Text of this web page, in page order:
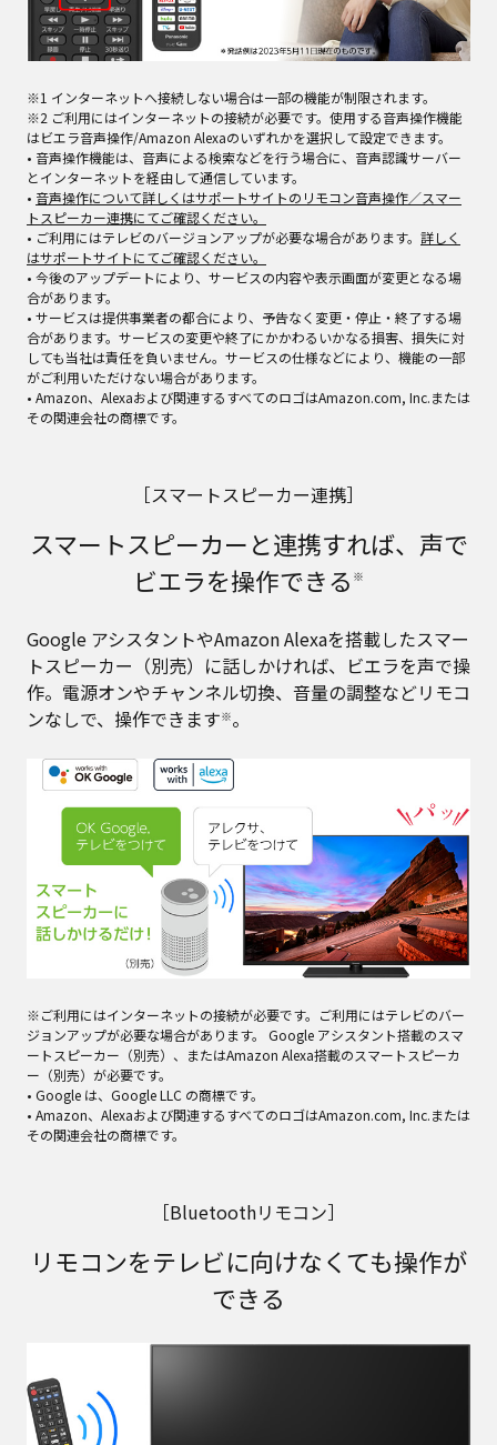
※1 インターネットへ接続しない場合は一部の機能が制限されます。
※2 ご利用にはインターネットの接続が必要です。使用する音声操作機能
はビエラ音声操作/Amazon Alexaのいずれかを選択して設定できます。
• 音声操作機能は、音声による検索などを行う場合に、音声認識サーバー
とインターネットを経由して通信しています。
• 音声操作について詳しくはサポートサイトのリモコン音声操作／スマー
トスピーカー連携にてご確認ください。
• ご利用にはテレビのバージョンアップが必要な場合があります。 詳しく
はサポートサイトにてご確認ください。
• 今後のアップデートにより、サービスの内容や表示画面が変更となる場
合があります。
• サービスは提供事業者の都合により、予告なく変更・停止・終了する場
合があります。サービスの変更や終了にかかわるいかなる損害、損失に対
しても当社は責任を負いません。サービスの仕様などにより、機能の一部
がご利用いただけない場合があります。
• Amazon、Alexaおよび関連するすべてのロゴはAmazon.com, Inc.または
その関連会社の商標です。
［スマートスピーカー連携］
スマートスピーカーと連携すれば、声で
ビエラを操作できる ※
Google アシスタントやAmazon Alexaを搭載したスマー
トスピーカー（別売）に話しかければ、ビエラを声で操
作。電源オンやチャンネル切換、音量の調整などリモコ
ンなしで、操作できます※。
※ご利用にはインターネットの接続が必要です。ご利用にはテレビのバー
ジョンアップが必要な場合があります。 Google アシスタント搭載のスマ
ートスピーカー（別売）、またはAmazon Alexa搭載のスマートスピーカ
ー（別売）が必要です。
• Google は、Google LLC の商標です。
• Amazon、Alexaおよび関連するすべてのロゴはAmazon.com, Inc.または
その関連会社の商標です。
［Bluetoothリモコン］
リモコンをテレビに向けなくても操作が
できる